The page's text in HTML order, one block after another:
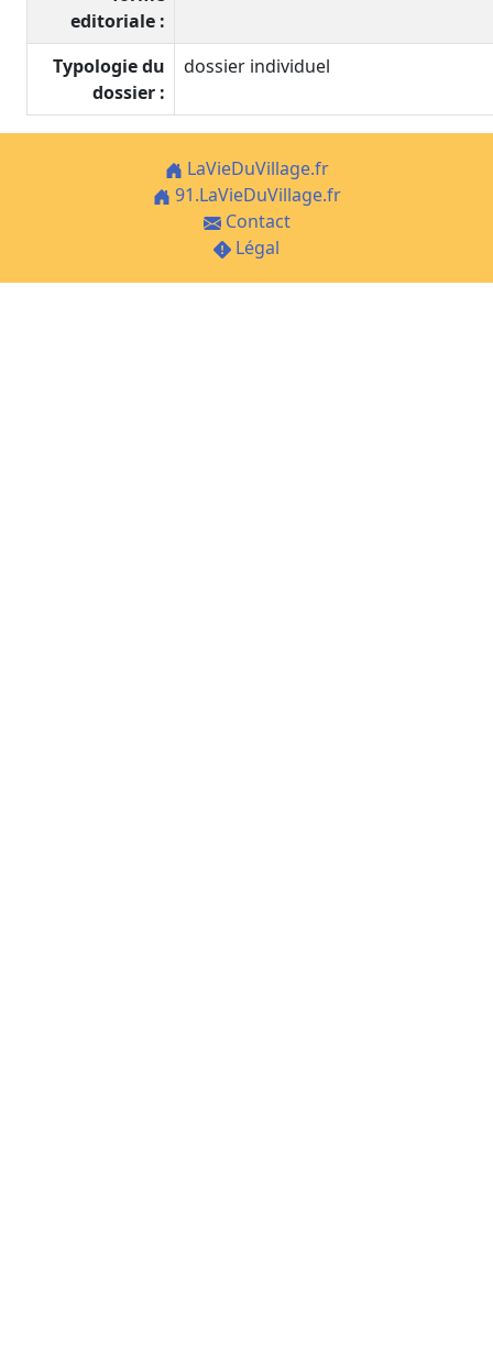
editoriale :
Typologie du
dossier :
dossier individuel
LaVieDuVillage.fr
91.LaVieDuVillage.fr
Contact
Légal